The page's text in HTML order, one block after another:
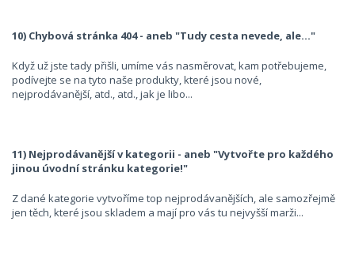
10) Chybová stránka 404 - aneb "Tudy cesta nevede, ale..."
Když už jste tady přišli, umíme vás nasměrovat, kam potřebujeme,
podívejte se na tyto naše produkty, které jsou nové,
nejprodávanější, atd., atd., jak je libo...
11) Nejprodávanější v kategorii - aneb "Vytvořte pro každého
jinou úvodní stránku kategorie!"
Z dané kategorie vytvoříme top nejprodávanějších, ale samozřejmě
jen těch, které jsou skladem a mají pro vás tu nejvyšší marži...